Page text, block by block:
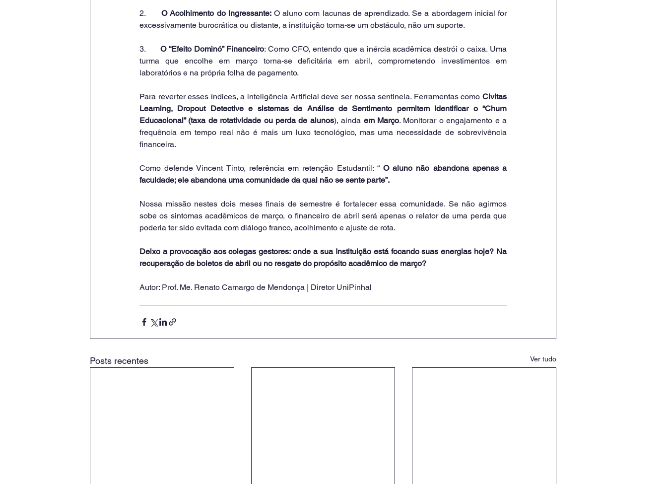
2. O Acolhimento do Ingressante: O aluno com lacunas de aprendizado. Se a abordagem inicial for
excessivamente burocrática ou distante, a instituição torna-se um obstáculo, não um suporte.
3. O “Efeito Dominó” Financeiro: Como CFO, entendo que a inércia acadêmica destrói o caixa. Uma
turma que encolhe em março torna-se deficitária em abril, comprometendo investimentos em
laboratórios e na própria folha de pagamento.
Para reverter esses índices, a inteligência Artificial deve ser nossa sentinela. Ferramentas como Civitas
Learning, Dropout Detective e sistemas de Análise de Sentimento permitem identificar o “Churn
Educacional” (taxa de rotatividade ou perda de alunos), ainda em Março. Monitorar o engajamento e a
frequência em tempo real não é mais um luxo tecnológico, mas uma necessidade de sobrevivência
financeira.
Como defende Vincent Tinto, referência em retenção Estudantil: “ O aluno não abandona apenas a
faculdade; ele abandona uma comunidade da qual não se sente parte”.
Nossa missão nestes dois meses finais de semestre é fortalecer essa comunidade. Se não agirmos
sobe os sintomas acadêmicos de março, o financeiro de abril será apenas o relator de uma perda que
poderia ter sido evitada com diálogo franco, acolhimento e ajuste de rota.
Deixo a provocação aos colegas gestores: onde a sua Instituição está focando suas energias hoje? Na
recuperação de boletos de abril ou no resgate do propósito acadêmico de março?
Autor: Prof. Me. Renato Camargo de Mendonça | Diretor UniPinhal
Posts recentes Ver tudo